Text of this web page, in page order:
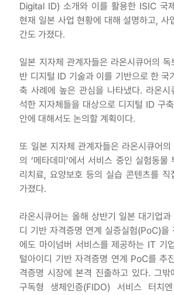
Digital ID) 소개와 이를 활용한 ISIC 국
현재 일본 사업 현황에 대해 설명하고, 사
간도 가졌다.
일본 지자체 관계자들은 라온시큐어의
반 디지털 ID 기술과 이를 기반으로 한 국
축 사례에 높은 관심을 나타냈다. 라온시
석한 지자체들을 대상으로 디지털 ID 구
안에 대해서도 논의할 계획이다.
또 일본 지자체 관계자들은 라온시큐어
의 ‘메타데미’에서 서비스 중인 실험동
리치료, 요양보호 등의 실습 콘텐츠를 직
가졌다.
라온시큐어는 올해 상반기 일본 대기업
디 기반 자격증명 연계 실증실험(PoC)을
에도 마이넘버 서비스를 제공하는 IT 기
털아이디 기반 자격증명 연계 PoC를 추
격증명 시장에 본격 진출하고 있다. 그밖
구독형 생체인증(FIDO) 서비스 터치